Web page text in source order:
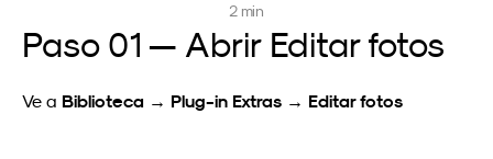
2 min
Paso 01 — Abrir Editar fotos
Ve a Biblioteca → Plug-in Extras → Editar fotos